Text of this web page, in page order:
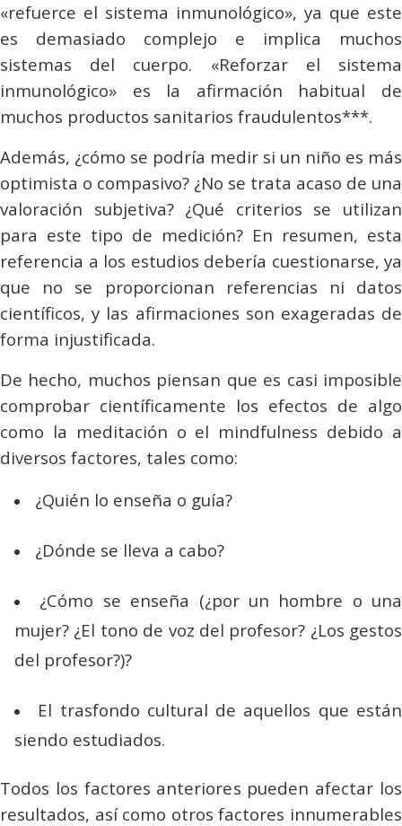
«refuerce el sistema inmunológico», ya que este
es demasiado complejo e implica muchos
sistemas del cuerpo. «Reforzar el sistema
inmunológico» es la afirmación habitual de
muchos productos sanitarios fraudulentos***.
Además, ¿cómo se podría medir si un niño es más
optimista o compasivo? ¿No se trata acaso de una
valoración subjetiva? ¿Qué criterios se utilizan
para este tipo de medición? En resumen, esta
referencia a los estudios debería cuestionarse, ya
que no se proporcionan referencias ni datos
científicos, y las afirmaciones son exageradas de
forma injustificada.
De hecho, muchos piensan que es casi imposible
comprobar científicamente los efectos de algo
como la meditación o el mindfulness debido a
diversos factores, tales como:
¿Quién lo enseña o guía?
¿Dónde se lleva a cabo?
¿Cómo se enseña (¿por un hombre o una
mujer? ¿El tono de voz del profesor? ¿Los gestos
del profesor?)?
El trasfondo cultural de aquellos que están
siendo estudiados.
Todos los factores anteriores pueden afectar los
resultados, así como otros factores innumerables